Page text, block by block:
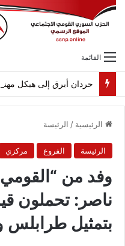
القائمة
حردان أبرق إلى هيكل
الرئيسية / الرئيسة
الرئيسة الفروع مركزي
وفد من
ناصر: تحملون
بتمثيل طرابلس